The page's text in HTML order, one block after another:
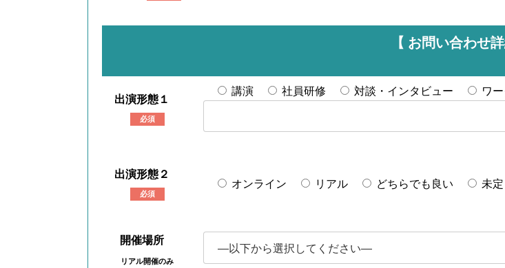
【 お問い合わせ詳
出演形態１
必須
講演 社員研修 対談・インタビュー ワ
出演形態２
必須
オンライン リアル どちらでも良い 未定
開催場所
リアル開催のみ